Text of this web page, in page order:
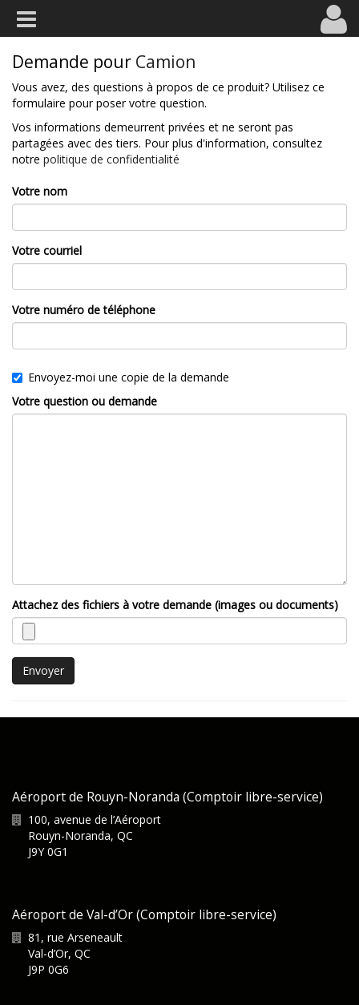
Demande pour Camion
Vous avez, des questions à propos de ce produit? Utilisez ce
formulaire pour poser votre question.
Vos informations demeurrent privées et ne seront pas
partagées avec des tiers. Pour plus d'information, consultez
notre politique de confidentialité
Votre nom
Votre courriel
Votre numéro de téléphone
Envoyez-moi une copie de la demande
Votre question ou demande
Attachez des fichiers à votre demande (images ou documents)
Envoyer
Aéroport de Rouyn-Noranda (Comptoir libre-service)
100, avenue de l’Aéroport
Rouyn-Noranda, QC
J9Y 0G1
Aéroport de Val-d’Or (Comptoir libre-service)
81, rue Arseneault
Val-d’Or, QC
J9P 0G6